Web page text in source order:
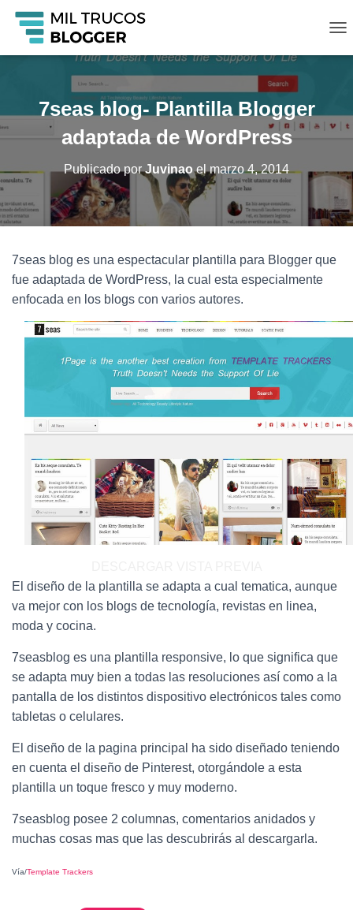
A
A
R
D
E
C
I
7seas blog- Plantilla Blogger
adaptada de WordPress
Publicado porJuvinaoelmarzo 4, 2014
7seas blog es una espectacular plantilla para Blogger que
fue adaptada de WordPress, la cual esta especialmente
enfocada en los blogs con varios autores.
El diseño de la plantilla se adapta a cual tematica, aunque
va mejor con los blogs de tecnología, revistas en linea,
moda y cocina.
7seasblog es una plantilla responsive, lo que significa que
se adapta muy bien a todas las resoluciones así como a la
pantalla de los distintos dispositivo electrónicos tales como
tabletas o celulares.
El diseño de la pagina principal ha sido diseñado teniendo
en cuenta el diseño de Pinterest, otorgándole a esta
plantilla un toque fresco y muy moderno.
7seasblog posee 2 columnas, comentarios anidados y
muchas cosas mas que las descubrirás al descargarla.
Vía/Template Trackers